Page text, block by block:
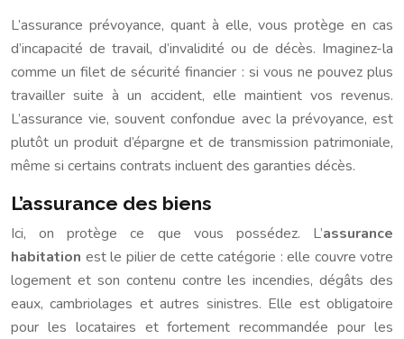
L’assurance prévoyance, quant à elle, vous protège en cas
d’incapacité de travail, d’invalidité ou de décès. Imaginez-la
comme un filet de sécurité financier : si vous ne pouvez plus
travailler suite à un accident, elle maintient vos revenus.
L’assurance vie, souvent confondue avec la prévoyance, est
plutôt un produit d’épargne et de transmission patrimoniale,
même si certains contrats incluent des garanties décès.
L’assurance des biens
Ici, on protège ce que vous possédez. L’assurance
habitation est le pilier de cette catégorie : elle couvre votre
logement et son contenu contre les incendies, dégâts des
eaux, cambriolages et autres sinistres. Elle est obligatoire
pour les locataires et fortement recommandée pour les